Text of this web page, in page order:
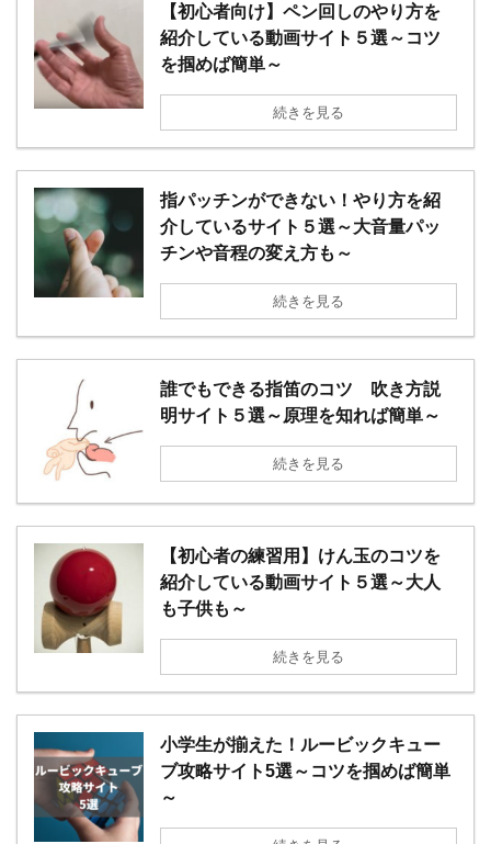
【初心者向け】ペン回しのやり方を
紹介している動画サイト５選～コツ
を掴めば簡単～
続きを見る
指パッチンができない！やり方を紹
介しているサイト５選～大音量パッ
チンや音程の変え方も～
続きを見る
誰でもできる指笛のコツ 吹き方説
明サイト５選～原理を知れば簡単～
続きを見る
【初心者の練習用】けん玉のコツを
紹介している動画サイト５選～大人
も子供も～
続きを見る
小学生が揃えた！ルービックキュー
ブ攻略サイト5選～コツを掴めば簡単
～